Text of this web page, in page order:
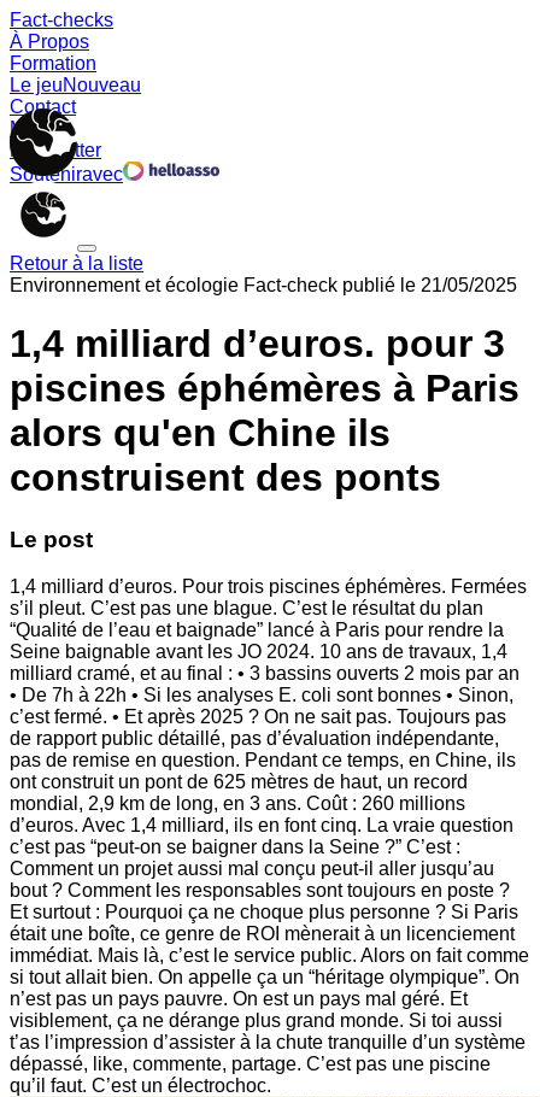
Fact-checks
À Propos
Formation
Le jeuNouveau
Contact
Memes
Newsletter
Souteniravec
Retour à la liste
Environnement et écologie Fact-check publié le 21/05/2025
1,4 milliard d’euros. pour 3
piscines éphémères à Paris
alors qu'en Chine ils
construisent des ponts
Le post
1,4 milliard d’euros. Pour trois piscines éphémères. Fermées
s’il pleut. C’est pas une blague. C’est le résultat du plan
“Qualité de l’eau et baignade” lancé à Paris pour rendre la
Seine baignable avant les JO 2024. 10 ans de travaux, 1,4
milliard cramé, et au final : • 3 bassins ouverts 2 mois par an
• De 7h à 22h • Si les analyses E. coli sont bonnes • Sinon,
c’est fermé. • Et après 2025 ? On ne sait pas. Toujours pas
de rapport public détaillé, pas d’évaluation indépendante,
pas de remise en question. Pendant ce temps, en Chine, ils
ont construit un pont de 625 mètres de haut, un record
mondial, 2,9 km de long, en 3 ans. Coût : 260 millions
d’euros. Avec 1,4 milliard, ils en font cinq. La vraie question
c’est pas “peut-on se baigner dans la Seine ?” C’est :
Comment un projet aussi mal conçu peut-il aller jusqu’au
bout ? Comment les responsables sont toujours en poste ?
Et surtout : Pourquoi ça ne choque plus personne ? Si Paris
était une boîte, ce genre de ROI mènerait à un licenciement
immédiat. Mais là, c’est le service public. Alors on fait comme
si tout allait bien. On appelle ça un “héritage olympique”. On
n’est pas un pays pauvre. On est un pays mal géré. Et
visiblement, ça ne dérange plus grand monde. Si toi aussi
t’as l’impression d’assister à la chute tranquille d’un système
dépassé, like, commente, partage. C’est pas une piscine
qu’il faut. C’est un électrochoc.